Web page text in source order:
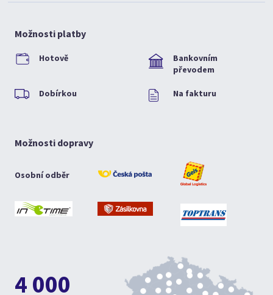
Možnosti platby
Hotově
Bankovním
převodem
Dobírkou Na fakturu
Možnosti dopravy
Osobní odběr
4 000